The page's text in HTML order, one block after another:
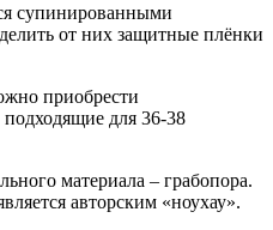
супинированными
от них защитные плёнки
приобрести
для 36-38
материала – грабопора.
авторским «ноу­хау».